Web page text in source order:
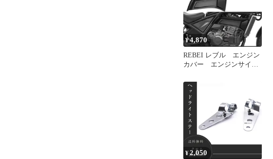
¥4,870
REBEI レブル エンジン
カバー エンジンサイド
カバー エンジンガー
ド パーツ カスタム
GOLDFAUST
¥2,050